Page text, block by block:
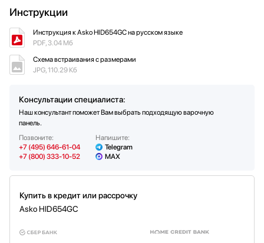
Таймер
Тип таймера
Звуковой с отключением
Индикаторы
Конфорок индукционных
варка, тушение, перемещение с
Вес (кг)
Вес брутто (кг)
Длина кабеля (м)
Инструкции
Инструкция к Asko HID654GC на русском языке
PDF, 3.04 Мб
Схема встраивания с размерами
JPG, 110.29 Кб
Консультации специалиста:
Наш консультант поможет Вам выбрать подходящую варочную
панель.
Позвоните:
+7 (495) 646-61-04
+7 (800) 333-10-52
Напишите:
Telegram
MAX
Купить в кредит или рассрочку
Asko HID654GC